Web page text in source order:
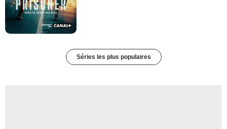
Séries les plus populaires